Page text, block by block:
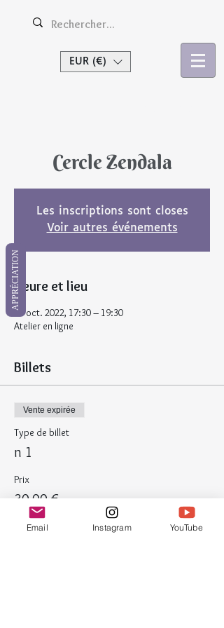
EUR (€)
Cercle Zendala
Les inscriptions sont closes
Voir autres événements
Heure et lieu
03 oct. 2022, 17:30 – 19:30
Atelier en ligne
Billets
Vente expirée
Type de billet
n 1
Prix
30,00 €
Email Instagram YouTube
APPRÉCIATION